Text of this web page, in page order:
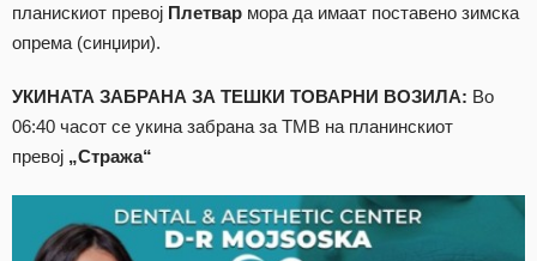
планискиот превој Плетвар мора да имаат поставено зимска
опрема (синџири).
УКИНАТА ЗАБРАНА ЗА ТЕШКИ ТОВАРНИ ВОЗИЛА: Во
06:40 часот се укина забрана за ТМВ на планинскиот
превој „Стража“